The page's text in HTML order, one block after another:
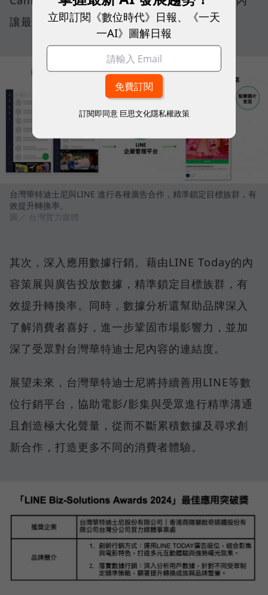
讓最多人得知宣傳訊息的目的。
台灣華特迪士尼與LINE 進行各種廣告合作，精準鎖定目標族群，有
效提升轉換率。
圖／ 台灣實力媒體
其次，深入應用數據行銷。藉由LINE Today的內
容策展與廣告投放數據，精準鎖定目標族群，有
效提升轉換率。同時，數據分析還幫助品牌深入
了解消費者喜好，進一步鞏固市場影響力，並加
深了受眾對台灣華特迪士尼內容的連結度。
展望未來，台灣華特迪士尼將持續善用LINE等數
位行銷平台，協助電影/影集與受眾進行精準溝通
且創造極大化聲量，從而不斷累積數據及尋求創
新合作，打造更多不同的消費者體驗。
立即訂閱《數位時代》日報、《一天
一AI》圖解日報
訂閱即同意 巨思文化隱私權政策